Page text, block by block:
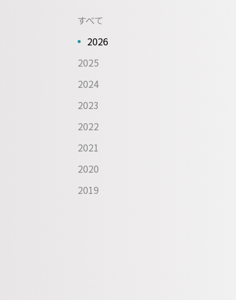
すべて
2026
2025
2024
2023
2022
2021
2020
2019